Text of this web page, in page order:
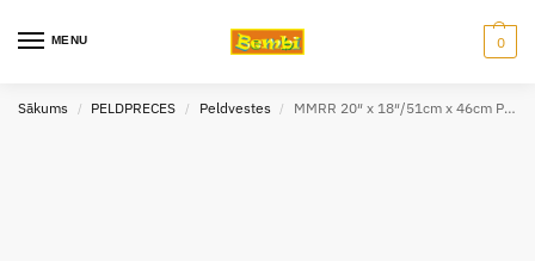
MENU 0
Sākums / PELDPRECES / Peldvestes / MMRR 20″ x 18″/51cm x 46cm Peldveste